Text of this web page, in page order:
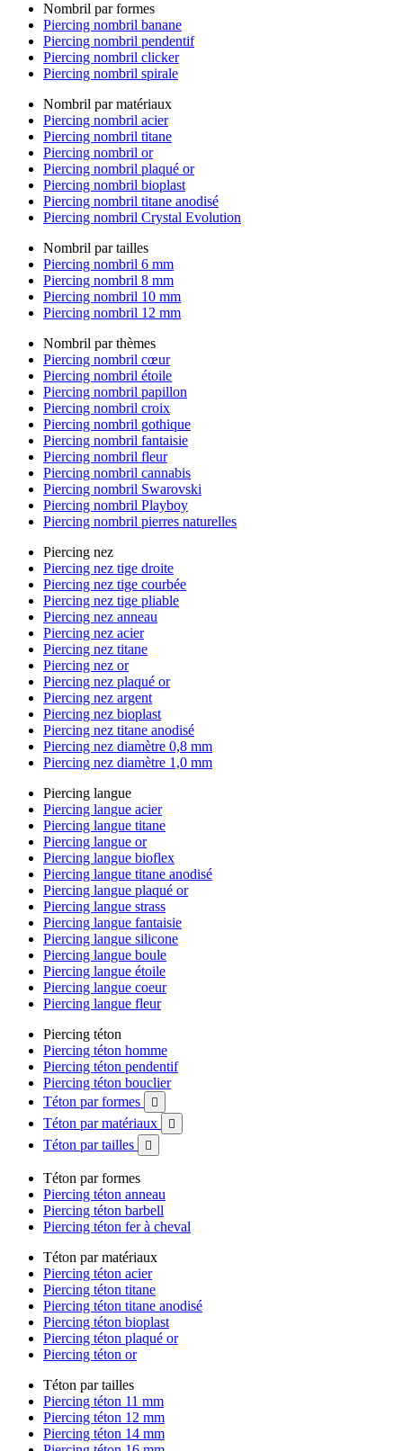
Nombril par formes
Piercing nombril banane
Piercing nombril pendentif
Piercing nombril clicker
Piercing nombril spirale
Nombril par matériaux
Piercing nombril acier
Piercing nombril titane
Piercing nombril or
Piercing nombril plaqué or
Piercing nombril bioplast
Piercing nombril titane anodisé
Piercing nombril Crystal Evolution
Nombril par tailles
Piercing nombril 6 mm
Piercing nombril 8 mm
Piercing nombril 10 mm
Piercing nombril 12 mm
Nombril par thèmes
Piercing nombril cœur
Piercing nombril étoile
Piercing nombril papillon
Piercing nombril croix
Piercing nombril gothique
Piercing nombril fantaisie
Piercing nombril fleur
Piercing nombril cannabis
Piercing nombril Swarovski
Piercing nombril Playboy
Piercing nombril pierres naturelles
Piercing nez
Piercing nez tige droite
Piercing nez tige courbée
Piercing nez tige pliable
Piercing nez anneau
Piercing nez acier
Piercing nez titane
Piercing nez or
Piercing nez plaqué or
Piercing nez argent
Piercing nez bioplast
Piercing nez titane anodisé
Piercing nez diamètre 0,8 mm
Piercing nez diamètre 1,0 mm
Piercing langue
Piercing langue acier
Piercing langue titane
Piercing langue or
Piercing langue bioflex
Piercing langue titane anodisé
Piercing langue plaqué or
Piercing langue strass
Piercing langue fantaisie
Piercing langue silicone
Piercing langue boule
Piercing langue étoile
Piercing langue coeur
Piercing langue fleur
Piercing téton
Piercing téton homme
Piercing téton pendentif
Piercing téton bouclier
Téton par formes

Téton par matériaux 
Téton par tailles 
Téton par formes
Piercing téton anneau
Piercing téton barbell
Piercing téton fer à cheval
Téton par matériaux
Piercing téton acier
Piercing téton titane
Piercing téton titane anodisé
Piercing téton bioplast
Piercing téton plaqué or
Piercing téton or
Téton par tailles
Piercing téton 11 mm
Piercing téton 12 mm
Piercing téton 14 mm